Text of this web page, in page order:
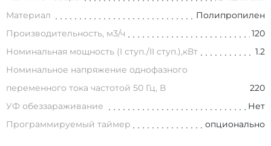
Материал
Полипропилен
Производительность, м3/ч
120
Номинальная мощность (I ступ./II ступ.),кВт
1.2
Номинальное напряжение однофазного
переменного тока частотой 50 Гц, В
220
УФ обеззараживание
Нет
Программируемый таймер
опционально